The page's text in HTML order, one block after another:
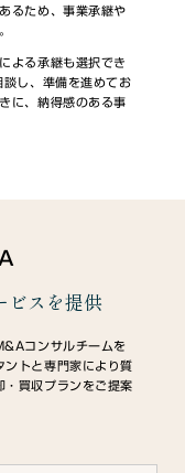
るため、事業承継や
よる承継も選択でき
し、準備を進めてお
に、納得感のある事
スを提供
コンサルチームを
ントと専門家により質
・買収プランをご提案